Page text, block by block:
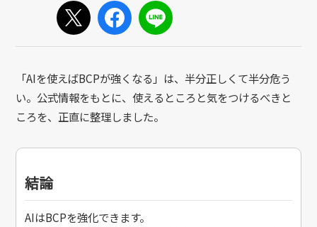
「AIを使えばBCPが強くなる」は、半分正しくて半分危う
い。公式情報をもとに、使えるところと気をつけるべきと
ころを、正直に整理しました。
結論
AIはBCPを強化できます。